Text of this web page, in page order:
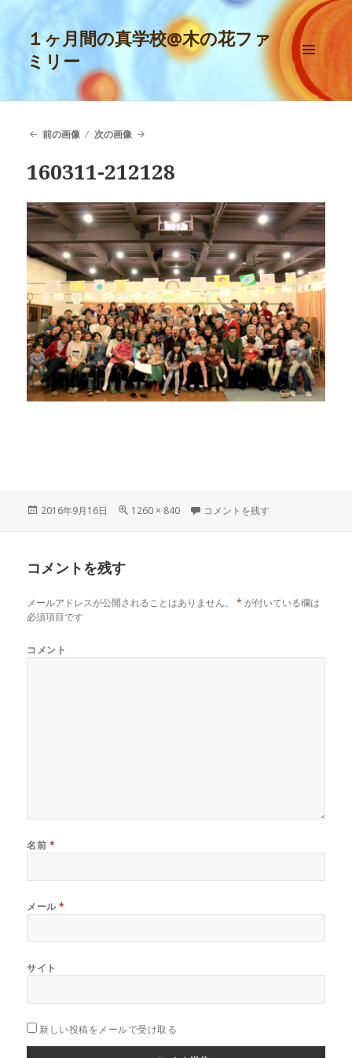
１ヶ月間の真学校@木の花ファ
ミリー
メニュ
ーとウ
ィジェ
前の画像
次の画像
160311-212128
投
2016年9月16日
フ
1260 × 840 160311-212128 に
コメントを残す
コメントを残す
メールアドレスが公開されることはありません。 * が付いている欄は
必須項目です
コメント
名前 *
メール*
サイト
新しい投稿をメールで受け取る